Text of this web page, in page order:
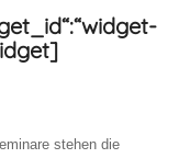
stehen die